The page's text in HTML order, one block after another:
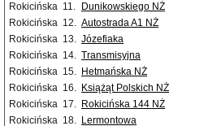
Rokicińska 11. Dunikowskiego NŻ
Rokicińska 12. Autostrada A1 NŻ
Rokicińska 13. Józefiaka
Rokicińska 14. Transmisyjna
Rokicińska 15. Hetmańska NŻ
Rokicińska 16. Książąt Polskich NŻ
Rokicińska 17. Rokicińska 144 NŻ
Rokicińska 18. Lermontowa